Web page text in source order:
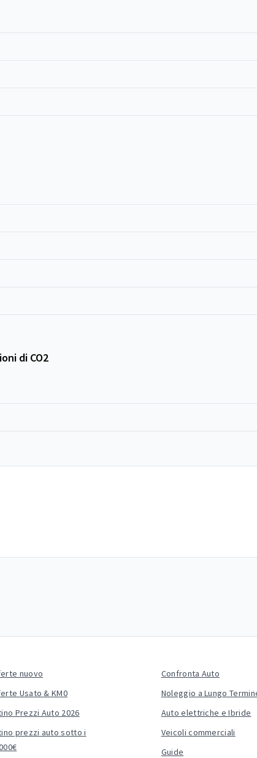
di CO2
nuovo
Usato & KM0
Prezzi Auto 2026
prezzi auto sotto i
Confronta Auto
Noleggio a Lungo
Auto elettriche e Ibride
Veicoli commerciali
Guide